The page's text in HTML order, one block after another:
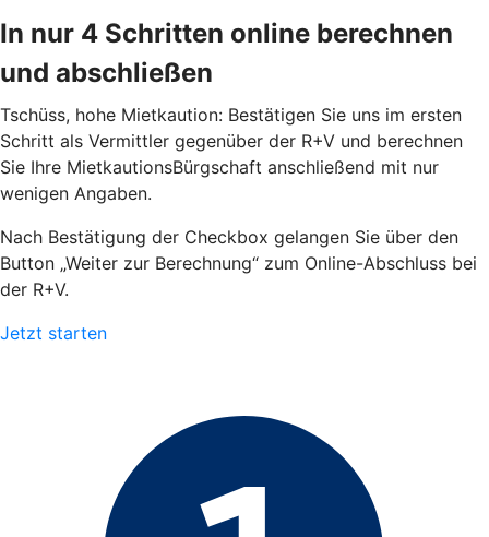
In nur 4 Schritten online berechnen
und abschließen
Tschüss, hohe Mietkaution: Bestätigen Sie uns im ersten
Schritt als Vermittler gegenüber der R+V und berechnen
Sie Ihre MietkautionsBürgschaft anschließend mit nur
wenigen Angaben.
Nach Bestätigung der Checkbox gelangen Sie über den
Button „Weiter zur Berechnung“ zum Online-Abschluss bei
der R+V.
Jetzt starten